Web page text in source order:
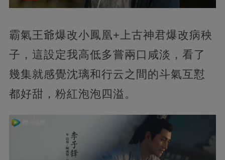
霸氣王爺爆改小鳳凰+上古神君爆改病秧
子，這設定我高低多嘗兩口咸淡，看了
幾集就感覺沈璃和行云之間的斗氣互懟
都好甜，粉紅泡泡四溢。